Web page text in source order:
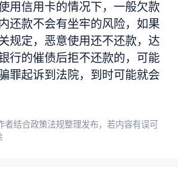
用信用卡的情况下，一般欠款
还款不会有坐牢的风险，如果
规定，恶意使用还不还款，达
行的催债后拒不还款的，可能
罪起诉到法院，到时可能就会
者结合政策法规整理发布，若内容有误可